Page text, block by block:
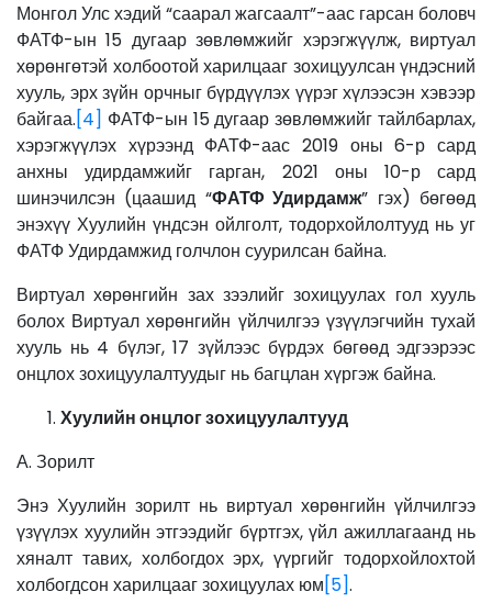
Монгол Улс хэдий “саарал жагсаалт”-аас гарсан боловч
ФАТФ-ын 15 дугаар зөвлөмжийг хэрэгжүүлж, виртуал
хөрөнгөтэй холбоотой харилцааг зохицуулсан үндэсний
хууль, эрх зүйн орчныг бүрдүүлэх үүрэг хүлээсэн хэвээр
байгаа.[4] ФАТФ-ын 15 дугаар зөвлөмжийг тайлбарлах,
хэрэгжүүлэх хүрээнд ФАТФ-аас 2019 оны 6-р сард
анхны удирдамжийг гарган, 2021 оны 10-р сард
шинэчилсэн (цаашид “ФАТФ Удирдамж” гэх) бөгөөд
энэхүү Хуулийн үндсэн ойлголт, тодорхойлолтууд нь уг
ФАТФ Удирдамжид голчлон суурилсан байна.
Виртуал хөрөнгийн зах зээлийг зохицуулах гол хууль
болох Виртуал хөрөнгийн үйлчилгээ үзүүлэгчийн тухай
хууль нь 4 бүлэг, 17 зүйлээс бүрдэх бөгөөд эдгээрээс
онцлох зохицуулалтуудыг нь багцлан хүргэж байна.
Хуулийн онцлог зохицуулалтууд
А. Зорилт
Энэ Хуулийн зорилт нь виртуал хөрөнгийн үйлчилгээ
үзүүлэх хуулийн этгээдийг бүртгэх, үйл ажиллагаанд нь
хяналт тавих, холбогдох эрх, үүргийг тодорхойлохтой
холбогдсон харилцааг зохицуулах юм[5].